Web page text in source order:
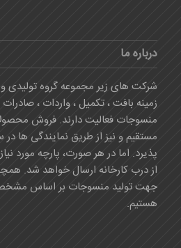
درباره ما
شرکت های زیر مجموعه گروه تولیدی و
زمینه بافت ، تکمیل ، واردات ،
منسوجات فعالیت دارند. فروش
مستقیم و نیز از طریق نمایندگی ها
پذیرد. اما در هر صورت، پارچه مورد
از درب کارخانه ارسال خواهد شد.
جهت تولید منسوجات بر اساس
هستیم.